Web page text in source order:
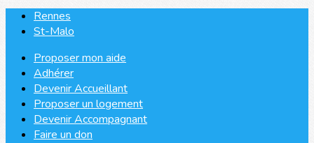
Rennes
St-Malo
Proposer mon aide
Adhérer
Devenir Accueillant
Proposer un logement
Devenir Accompagnant
Faire un don